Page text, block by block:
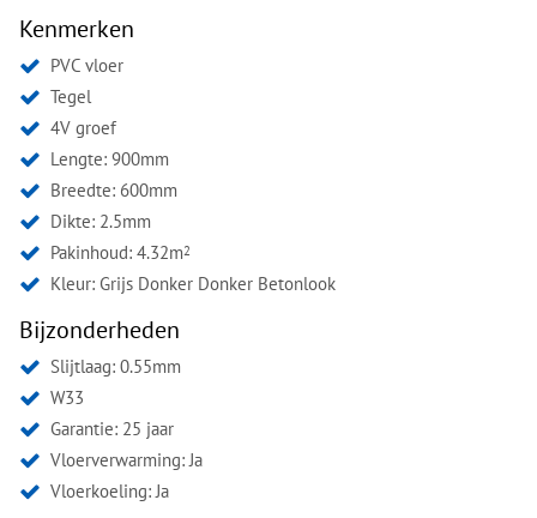
Kenmerken
PVC vloer
Tegel
4V groef
Lengte: 900mm
Breedte: 600mm
Dikte: 2.5mm
Pakinhoud: 4.32m2
Kleur: Grijs Donker Donker Betonlook
Bijzonderheden
Slijtlaag: 0.55mm
W33
Garantie: 25 jaar
Vloerverwarming: Ja
Vloerkoeling: Ja